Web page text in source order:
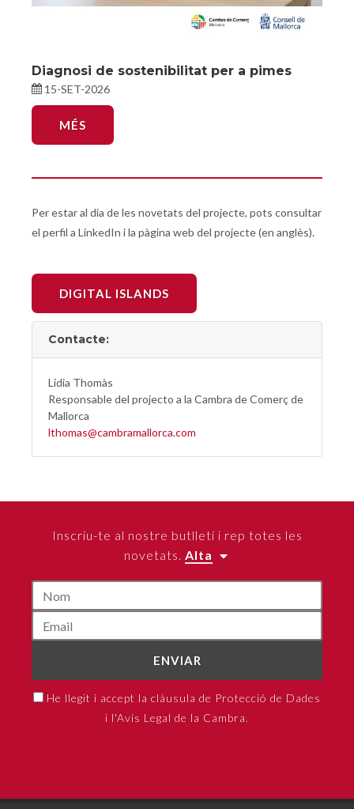
Diagnosi de sostenibilitat per a pimes
15-SET-2026
MÉS
Per estar al dia de les novetats del projecte, pots consultar
el perfil a LinkedIn i la pàgina web del projecte (en anglès).
DIGITAL ISLANDS
Contacte:
Lidia Thomàs
Responsable del projecto a la Cambra de Comerç de
Mallorca
lthomas@cambramallorca.com
Inscriu-te al nostre butlletí i rep totes les
novetats. Alta
ENVIAR
He llegit i accept la clàusula de Protecció de Dades
i l'Avís Legal de la Cambra.